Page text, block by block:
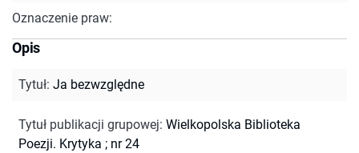
Oznaczenie praw:
Opis
Tytuł: Ja bezwzględne
Tytuł publikacji grupowej: Wielkopolska Biblioteka
Poezji. Krytyka ; nr 24